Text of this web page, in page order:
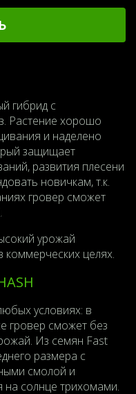
гибрид с
Растение хорошо
и наделено
защищает
развития плесени
новичкам, т.к.
гровер сможет
урожай
коммерческих целях.
условиях: в
гровер сможет без
Из семян Fast
размера с
смолой и
солнце трихомами.